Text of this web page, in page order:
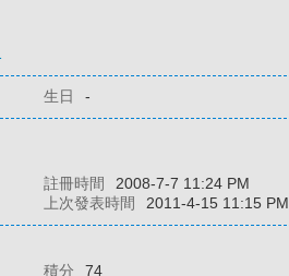
生日 -
註冊時間 2008-7-7 11:24 PM
上次發表時間 2011-4-15 11:15 PM
積分 74